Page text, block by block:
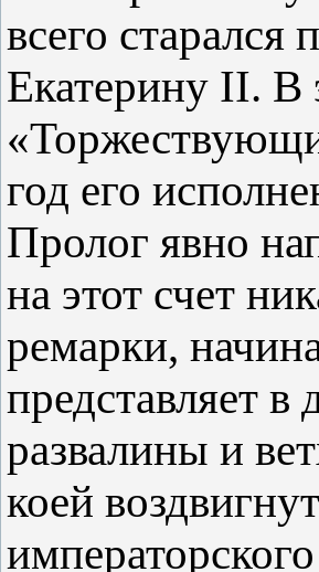
всего старался
Екатерину II. В
год его
Пролог явно
на этот счет
ремарки,
представляет
развалины и
коей